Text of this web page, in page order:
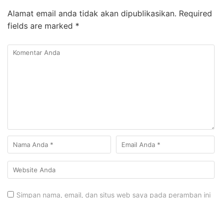
Alamat email anda tidak akan dipublikasikan. Required
fields are marked *
Simpan nama, email, dan situs web saya pada peramban ini